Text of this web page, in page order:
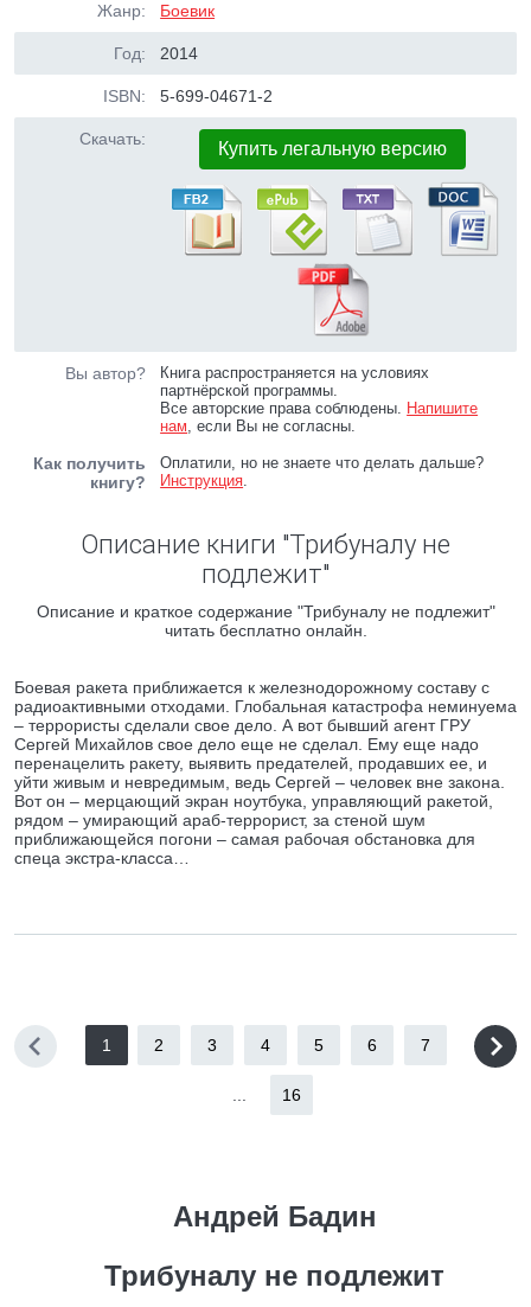
Жанр: Боевик
Год: 2014
ISBN: 5-699-04671-2
Скачать: Купить легальную версию
Вы автор?
Книга распространяется на условиях
партнёрской программы.
Все авторские права соблюдены. Напишите
нам, если Вы не согласны.
Как получить
книгу?
Оплатили, но не знаете что делать дальше?
Инструкция.
Описание книги "Трибуналу не
подлежит"
Описание и краткое содержание "Трибуналу не подлежит"
читать бесплатно онлайн.
Боевая ракета приближается к железнодорожному составу с
радиоактивными отходами. Глобальная катастрофа неминуема
– террористы сделали свое дело. А вот бывший агент ГРУ
Сергей Михайлов свое дело еще не сделал. Ему еще надо
перенацелить ракету, выявить предателей, продавших ее, и
уйти живым и невредимым, ведь Сергей – человек вне закона.
Вот он – мерцающий экран ноутбука, управляющий ракетой,
рядом – умирающий араб-террорист, за стеной шум
приближающейся погони – самая рабочая обстановка для
спеца экстра-класса…
1 2 3 4 5 6 7
16
Андрей Бадин
Трибуналу не подлежит